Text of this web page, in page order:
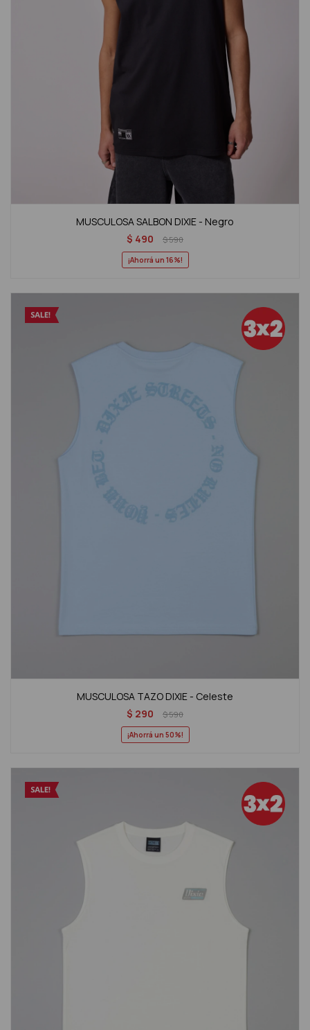
MUSCULOSA SALBON DIXIE - Negro
$ 490 $590
16
MUSCULOSA TAZO DIXIE - Celeste
$ 290 $590
50